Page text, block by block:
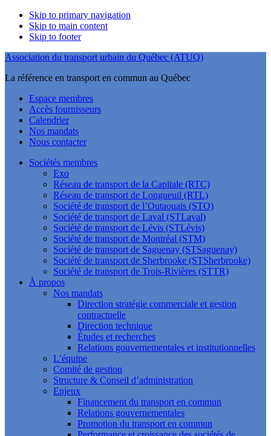
Skip to primary navigation
Skip to main content
Skip to footer
Association du transport urbain du Québec (ATUQ)
La référence en transport en commun au Québec
Espace membres
Accès fournisseurs
Calendrier
Nos mandats
Nous contacter
Sociétés membres
Exo
Réseau de transport de la Capitale (RTC)
Réseau de transport de Longueuil (RTL)
Société de transport de l’Outaouais (STO)
Société de transport de Laval (STLaval)
Société de transport de Lévis (STLévis)
Société de transport de Montréal (STM)
Société de transport de Saguenay (STSaguenay)
Société de transport de Sherbrooke (STSherbrooke)
Société de transport de Trois-Rivières (STTR)
À propos
Nos mandats
Direction stratégie commerciale et gestion
contractuelle
Direction technique
Études et recherches
Relations gouvernementales et institutionnelles
L’équipe
Comité de gestion
Structure & Conseil d’administration
Enjeux
Financement du transport en commun
Relations gouvernementales
Promotion du transport en commun